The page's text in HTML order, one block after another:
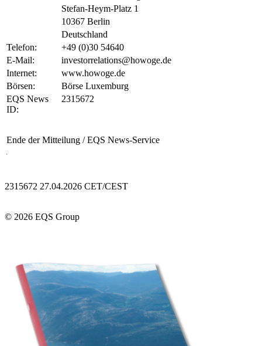
Stefan-Heym-Platz 1
10367 Berlin
Deutschland
Telefon:
+49 (0)30 54640
E-Mail:
investorrelations@howoge.de
Internet:
www.howoge.de
Börsen:
Börse Luxemburg
EQS News
ID:
2315672
Ende der Mitteilung / EQS News-Service
2315672 27.04.2026 CET/CEST
© 2026 EQS Group